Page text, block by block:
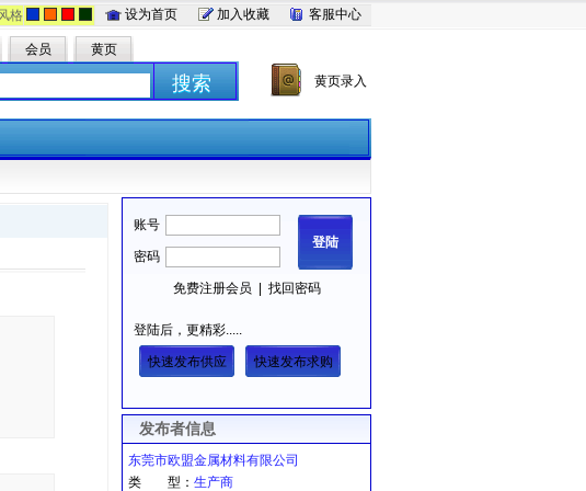
设为首页 加入收藏 客服中心
格
会员 黄页
搜索 黄页录入
发布者信息
东莞市欧盟金属材料有限公司
类 型： 生产商